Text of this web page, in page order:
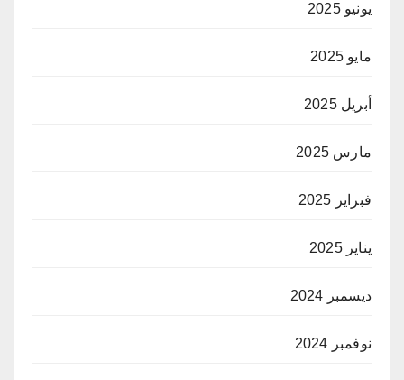
يونيو 2025
مايو 2025
أبريل 2025
مارس 2025
فبراير 2025
يناير 2025
ديسمبر 2024
نوفمبر 2024